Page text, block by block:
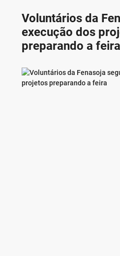
Voluntários da
execução dos
preparando a feira